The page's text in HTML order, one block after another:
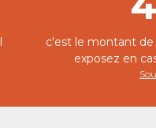
c'est le montant de
exposez en